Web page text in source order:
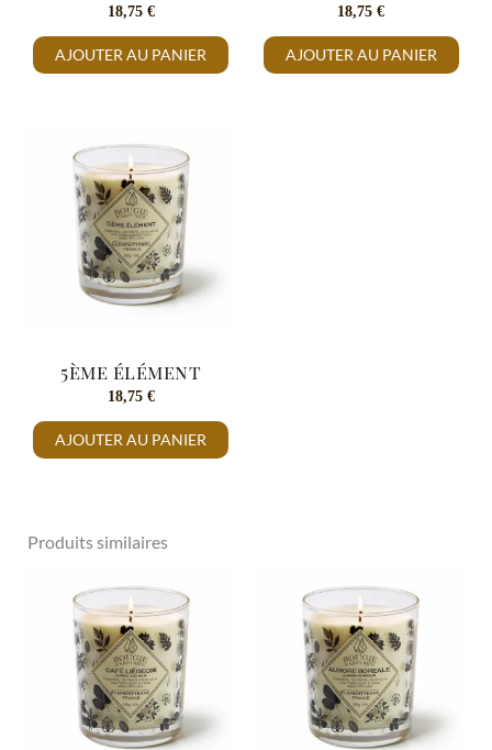
18,75 €
AJOUTER AU PANIER
18,75€
AJOUTER AU PANIER
5ème élément
18,75 €
AJOUTER AU PANIER
Produits similaires